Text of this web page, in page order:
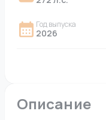
Год выпуска
2026
Описание